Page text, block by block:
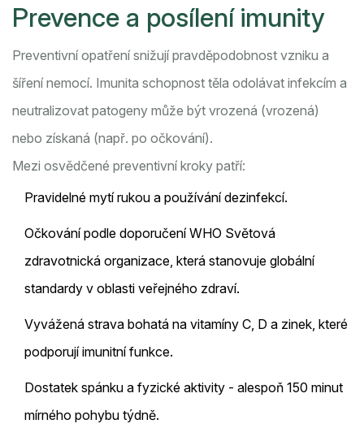
Prevence a posílení imunity
Preventivní opatření snižují pravděpodobnost vzniku a
šíření nemocí. Imunita schopnost těla odolávat infekcím a
neutralizovat patogeny může být vrozená (vrozená)
nebo získaná (např. po očkování).
Mezi osvědčené preventivní kroky patří:
Pravidelné mytí rukou a používání dezinfekcí.
Očkování podle doporučeníWHO Světová
zdravotnická organizace, která stanovuje globální
standardy v oblasti veřejného zdraví.
Vyvážená strava bohatá na vitamíny C, D a zinek, které
podporují imunitní funkce.
Dostatek spánku a fyzické aktivity - alespoň 150 minut
mírného pohybu týdně.